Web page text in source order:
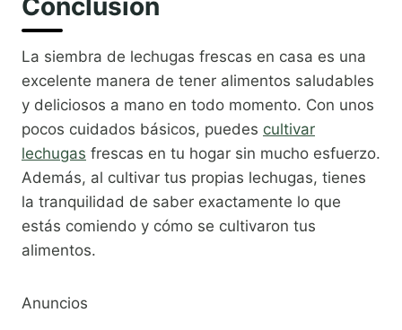
Conclusión
La siembra de lechugas frescas en casa es una
excelente manera de tener alimentos saludables
y deliciosos a mano en todo momento. Con unos
pocos cuidados básicos, puedes cultivar
lechugas frescas en tu hogar sin mucho esfuerzo.
Además, al cultivar tus propias lechugas, tienes
la tranquilidad de saber exactamente lo que
estás comiendo y cómo se cultivaron tus
alimentos.
Anuncios